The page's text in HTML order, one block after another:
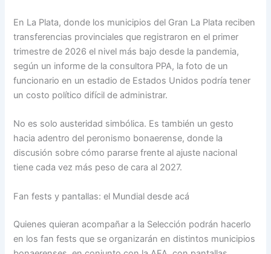
En La Plata, donde los municipios del Gran La Plata reciben
transferencias provinciales que registraron en el primer
trimestre de 2026 el nivel más bajo desde la pandemia,
según un informe de la consultora PPA, la foto de un
funcionario en un estadio de Estados Unidos podría tener
un costo político difícil de administrar.
No es solo austeridad simbólica. Es también un gesto
hacia adentro del peronismo bonaerense, donde la
discusión sobre cómo pararse frente al ajuste nacional
tiene cada vez más peso de cara al 2027.
Fan fests y pantallas: el Mundial desde acá
Quienes quieran acompañar a la Selección podrán hacerlo
en los fan fests que se organizarán en distintos municipios